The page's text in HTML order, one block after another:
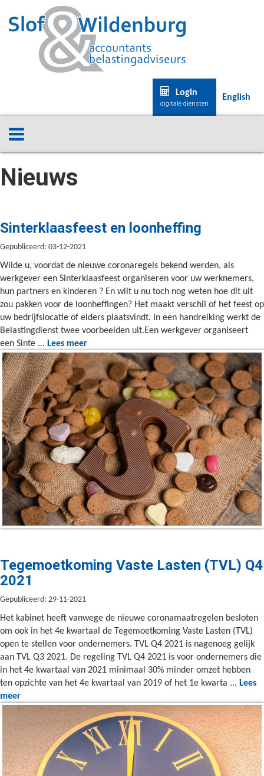
Login
digitale diensten
English
Nieuws
Sinterklaasfeest en loonheffing
Gepubliceerd: 03-12-2021
Wilde u, voordat de nieuwe coronaregels bekend werden, als
werkgever een Sinterklaasfeest organiseren voor uw werknemers,
hun partners en kinderen ? En wilt u nu toch nog weten hoe dit uit
zou pakken voor de loonheffingen? Het maakt verschil of het feest op
uw bedrijfslocatie of elders plaatsvindt. In een handreiking werkt de
Belastingdienst twee voorbeelden uit.Een werkgever organiseert
een Sinte ... Lees meer
Tegemoetkoming Vaste Lasten (TVL) Q4
2021
Gepubliceerd: 29-11-2021
Het kabinet heeft vanwege de nieuwe coronamaatregelen besloten
om ook in het 4e kwartaal de Tegemoetkoming Vaste Lasten (TVL)
open te stellen voor ondernemers. TVL Q4 2021 is nagenoeg gelijk
aan TVL Q3 2021. De regeling TVL Q4 2021 is voor ondernemers die
in het 4e kwartaal van 2021 minimaal 30% minder omzet hebben
ten opzichte van het 4e kwartaal van 2019 of het 1e kwarta ... Lees
meer